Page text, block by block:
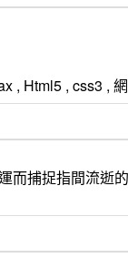
, Html5 , css3 ,
而捕捉指間流逝